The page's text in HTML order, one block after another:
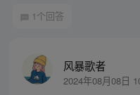
1个回答
风暴歌者
2024年08月08日